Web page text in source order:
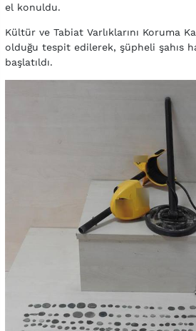
el konuldu.
Kültür ve Tabiat Varlıklarını Koruma
olduğu tespit edilerek, şüpheli şahıs
başlatıldı.